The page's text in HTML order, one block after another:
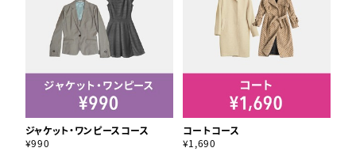
ジャケット・ワンピースコース
¥990
コートコース
¥1,690